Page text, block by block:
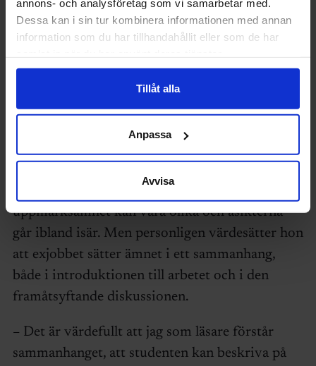
annons- och analysföretag som vi samarbetar med.
Dessa kan i sin tur kombinera informationen med annan
information som du har tillhandahållit eller som de har
Tillåt alla
Anpassa
Avvisa
Maria Eklund, ordförande för priskommittén för
Sveriges Ingenjörers ”Examenspris
högskoleingenjörsutbildning till Christopher Polhems
uppmärksamhet kan vara olika och åsikterna
går ibland isär. Men personligen värdesätter hon
att exjobbet sätter ämnet i ett sammanhang,
både i introduktionen till arbetet och i den
framåtsyftande diskussionen.
– Det är värdefullt att jag som läsare förstår
sammanhanget, att studenten kan beskriva på